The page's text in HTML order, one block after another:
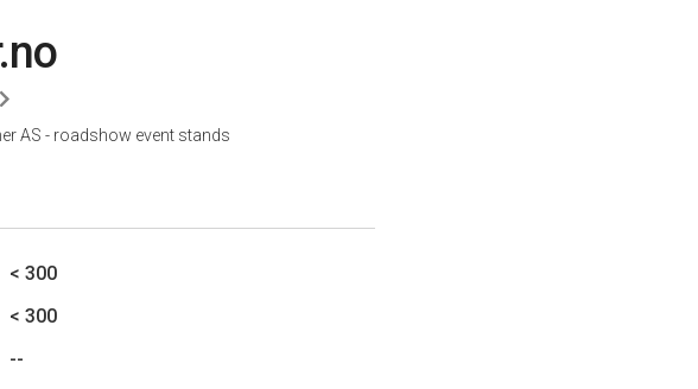
AS - roadshow event stands
< 300
< 300
--